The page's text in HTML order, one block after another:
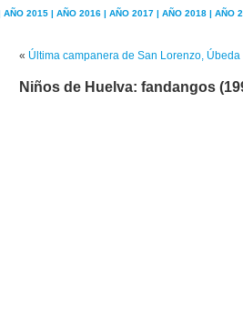
AÑO 2015 | AÑO 2016 | AÑO 2017 | AÑO 2018 | AÑO
« Última campanera de San Lorenzo, Úbeda
Niños de Huelva: fandangos